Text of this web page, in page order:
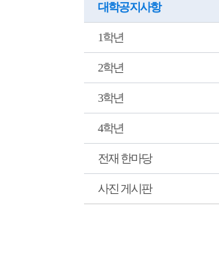
대학공지사항
1학년
2학년
3학년
4학년
전재 한마당
사진 게시판